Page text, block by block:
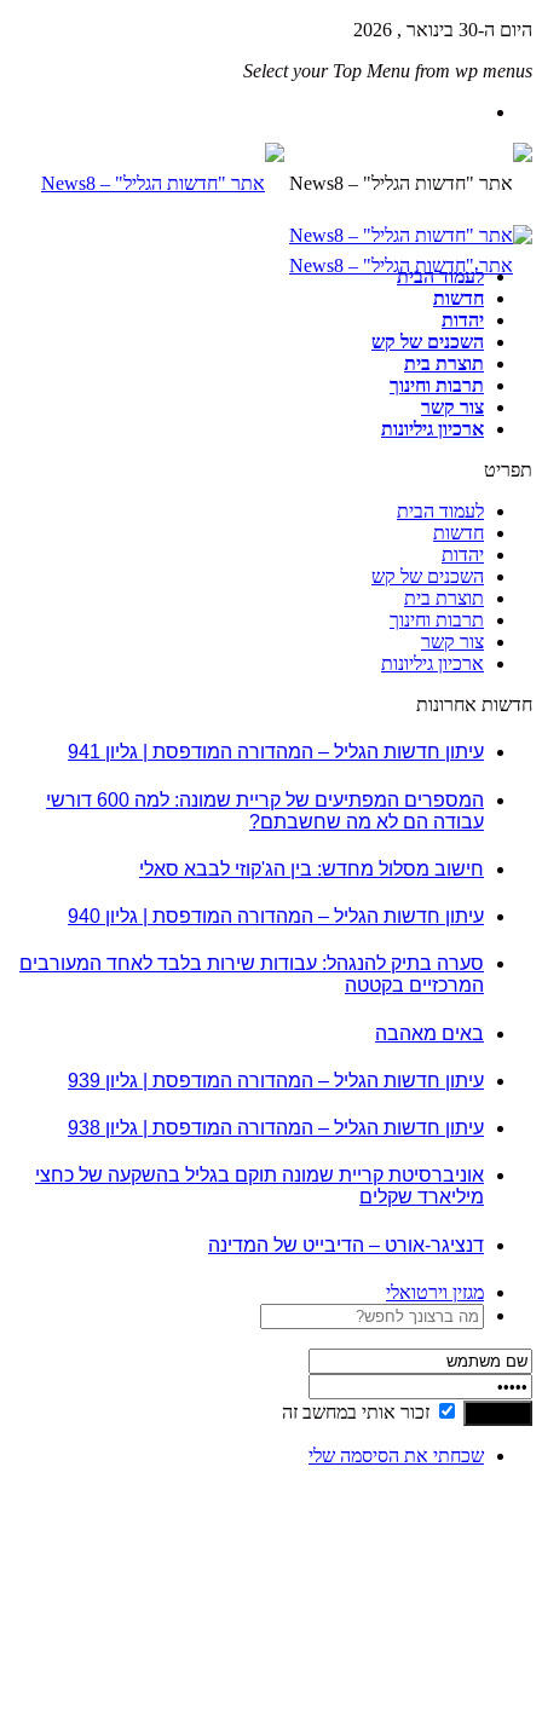
היום ה-30 בינואר , 2026
Select your Top Menu from wp menus
לעמוד הבית
חדשות
יהדות
השכנים של קש
תוצרת בית
תרבות וחינוך
צור קשר
ארכיון גיליונות
תפריט
לעמוד הבית
חדשות
יהדות
השכנים של קש
תוצרת בית
תרבות וחינוך
צור קשר
ארכיון גיליונות
חדשות אחרונות
עיתון חדשות הגליל – המהדורה המודפסת | גליון 941
המספרים המפתיעים של קריית שמונה: למה 600 דורשי
עבודה הם לא מה שחשבתם?
חישוב מסלול מחדש: בין הג'קוזי לבבא סאלי
עיתון חדשות הגליל – המהדורה המודפסת | גליון 940
סערה בתיק להנגהל: עבודות שירות בלבד לאחד המעורבים
המרכזיים בקטטה
באים מאהבה
עיתון חדשות הגליל – המהדורה המודפסת | גליון 939
עיתון חדשות הגליל – המהדורה המודפסת | גליון 938
אוניברסיטת קריית שמונה תוקם בגליל בהשקעה של כחצי
מיליארד שקלים
דנציגר-אורט – הדיבייט של המדינה
מגזין וירטואלי
זכור אותי במחשב זה
שכחתי את הסיסמה שלי